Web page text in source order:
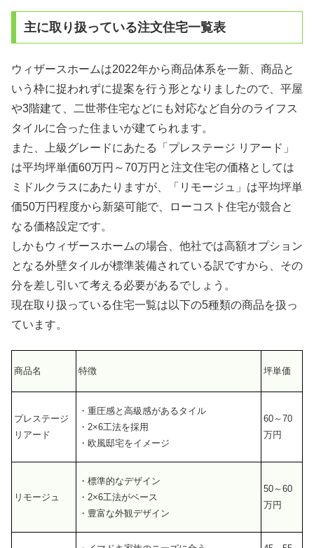
主に取り扱っている注文住宅一覧表
ウィザースホームは2022年から商品体系を一新、商品と
いう枠に捉われずに提案を行う形となりましたので、平屋
や3階建て、二世帯住宅などにも対応など自分のライフス
タイルに合った住まいが建てられます。
また、上級グレードにあたる「プレステージ リアード」
は平均坪単価60万円～70万円と注文住宅の価格としては
ミドルクラスにあたりますが、「リモージュ」は平均坪単
価50万円程度から新築可能で、ローコスト住宅が競合と
なる価格設定です。
しかもウィザースホームの場合、他社では高額オプション
となる外壁タイルが標準装備されている訳ですから、その
分を差し引いて考える必要があるでしょう。
現在取り扱っている住宅一覧は以下の5種類の商品を扱っ
ています。
商品名 特徴 坪単価
プレステージ
リアード
・重圧感と高級感があるタイル
・2×6工法を採用
・欧風邸宅をイメージ
60～70
万円
リモージュ
・標準的なデザイン
・2×6工法がベース
・豊富な外観デザイン
50～60
万円